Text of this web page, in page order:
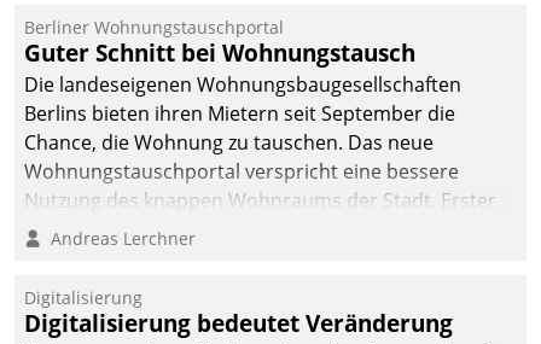
Berliner Wohnungstauschportal
Guter Schnitt bei Wohnungstausch
Die landeseigenen Wohnungsbaugesellschaften
Berlins bieten ihren Mietern seit September die
Chance, die Wohnung zu tauschen. Das neue
Wohnungstauschportal verspricht eine bessere
Nutzung des knappen Wohnraums der Stadt. Erster
Anwendungsfall für Datatrains Lösung API-Hub mit
Unternehmen.
Andreas Lerchner
Digitalisierung
Digitalisierung bedeutet Veränderung